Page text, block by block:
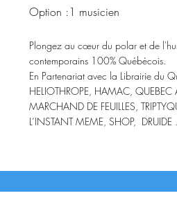
Option :1 musicien
Plongez au cœur du polar et de
contemporains 100% Québécois.
En Partenariat avec la Librairie du
HELIOTHROPE, HAMAC, QUEBEC
MARCHAND DE FEUILLES,
L’INSTANT MEME, SHOP, DRUIDE .